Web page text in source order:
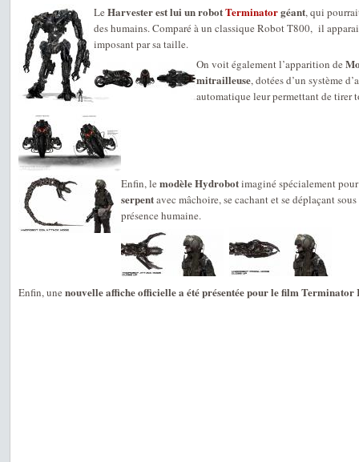
Le Harvester est lui un robotTerminatorgéant, qui
des humains. Comparé à un classique Robot T800, il
imposant par sa taille.
On voit également l’apparition de
mitrailleuse, dotées d’un système
automatique leur permettant de tirer
Enfin, le modèle Hydrobotimaginé spécialement
serpentavec mâchoire, se cachant et se déplaçant
présence humaine.
Enfin, une nouvelle affiche officielle a été présentée pour le film Terminator